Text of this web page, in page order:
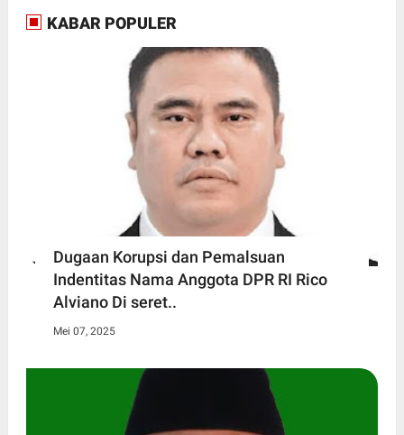
KABAR POPULER
Dugaan Korupsi dan Pemalsuan
Indentitas Nama Anggota DPR RI Rico
Alviano Di seret..
Mei 07, 2025